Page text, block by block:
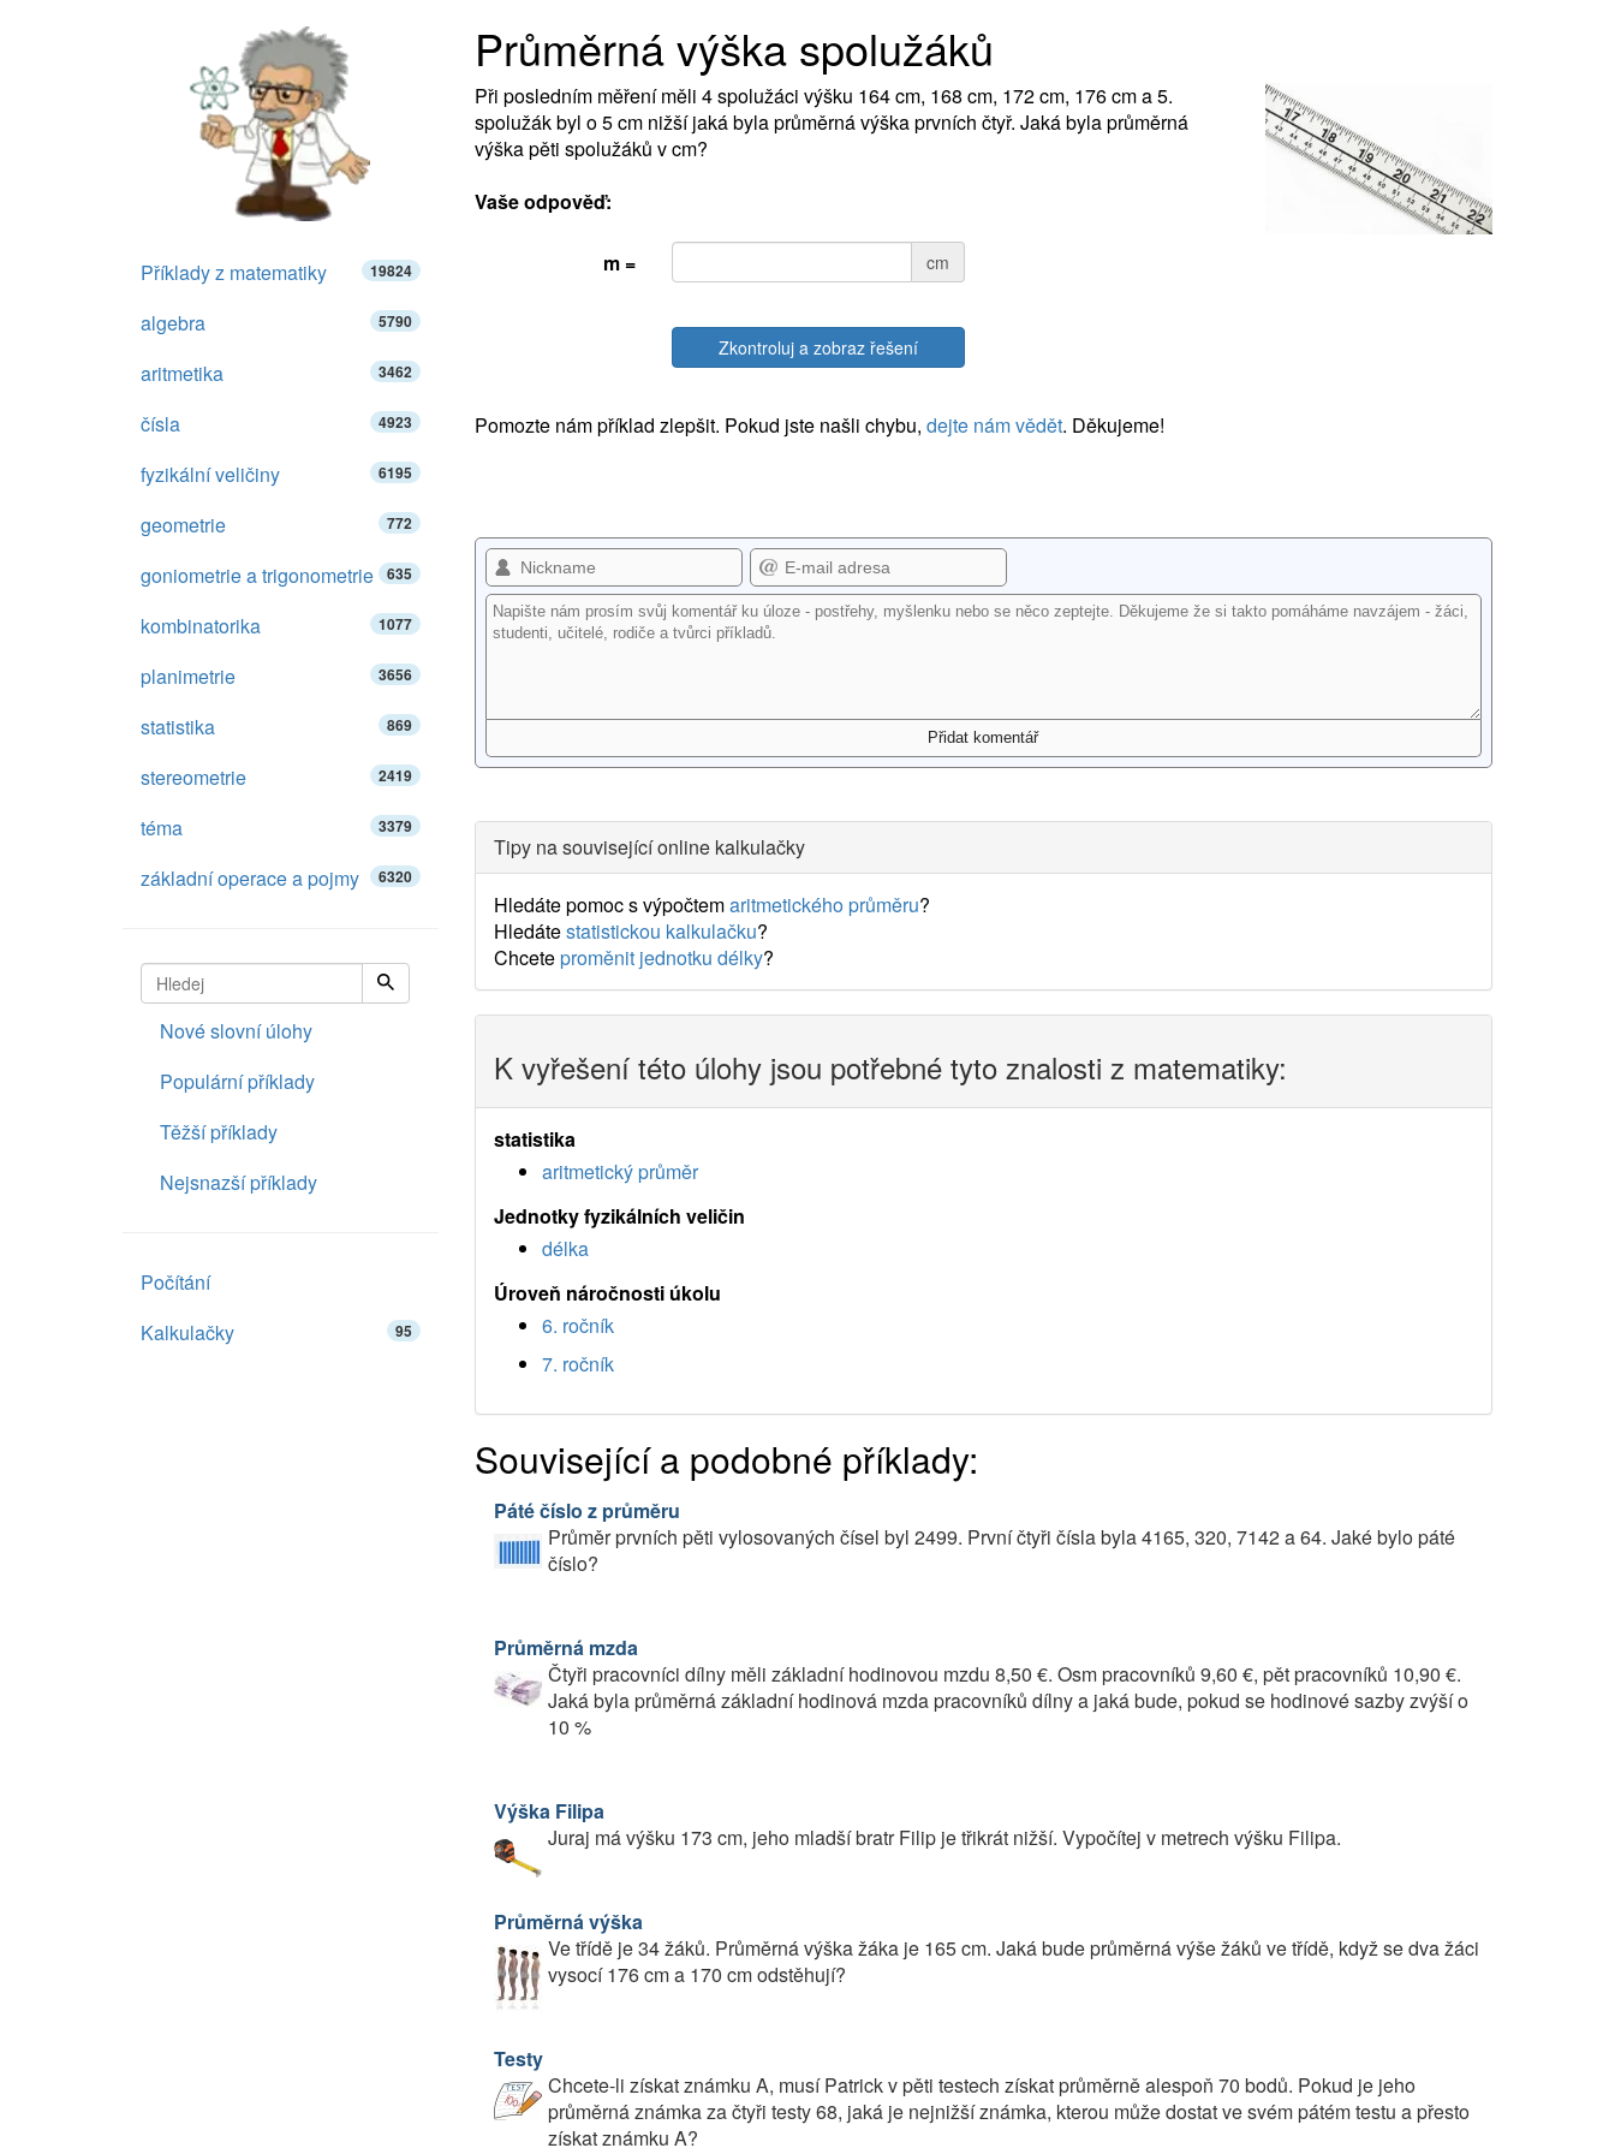
Průměrná výška spolužáků
Při posledním měření měli 4 spolužáci výšku 164 cm, 168 cm, 172 cm, 176 cm a 5.
spolužák byl o 5 cm nižší jaká byla průměrná výška prvních čtyř. Jaká byla průměrná
výška pěti spolužáků v cm?
Vaše odpověď:
m = cm
Zkontroluj a zobraz řešení
Pomozte nám příklad zlepšit. Pokud jste našli chybu, dejte nám vědět. Děkujeme!
Tipy na související online kalkulačky
Hledáte pomoc s výpočtemaritmetického průměru?
Hledátestatistickou kalkulačku?
Chceteproměnit jednotku délky?
K vyřešení této úlohy jsou potřebné tyto znalosti z matematiky:
statistika
aritmetický průměr
Jednotky fyzikálních veličin
délka
Úroveň náročnosti úkolu
6. ročník
7. ročník
Související a podobné příklady:
Páté číslo z průměru
Průměr prvních pěti vylosovaných čísel byl 2499. První čtyři čísla byla 4165, 320, 7142 a 64. Jaké bylo páté
číslo?
Průměrná mzda
Čtyři pracovníci dílny měli základní hodinovou mzdu 8,50 €. Osm pracovníků 9,60 €, pět pracovníků 10,90 €.
Jaká byla průměrná základní hodinová mzda pracovníků dílny a jaká bude, pokud se hodinové sazby zvýší o
10 %
Výška Filipa
Juraj má výšku 173 cm, jeho mladší bratr Filip je třikrát nižší. Vypočítej v metrech výšku Filipa.
Průměrná výška
Ve třídě je 34 žáků. Průměrná výška žáka je 165 cm. Jaká bude průměrná výše žáků ve třídě, když se dva žáci
vysocí 176 cm a 170 cm odstěhují?
Testy
Chcete-li získat známku A, musí Patrick v pěti testech získat průměrně alespoň 70 bodů. Pokud je jeho
průměrná známka za čtyři testy 68, jaká je nejnižší známka, kterou může dostat ve svém pátém testu a přesto
získat známku A?
Příklady z matematiky 19824
algebra 5790
aritmetika 3462
čísla 4923
fyzikální veličiny 6195
geometrie 772
goniometrie a trigonometrie 635
kombinatorika 1077
planimetrie 3656
statistika 869
stereometrie 2419
téma 3379
základní operace a pojmy 6320
Nové slovní úlohy
Populární příklady
Těžší příklady
Nejsnazší příklady
Počítání
Kalkulačky
95